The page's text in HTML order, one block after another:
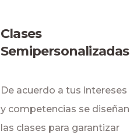
Clases
Semipersonalizadas
De acuerdo a tus intereses
y competencias se diseñan
las clases para garantizar